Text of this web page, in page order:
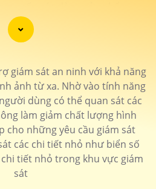
lượng cao như camera IP,
AHD, camera wifi, camera
tiêu chuẩn chất lượng cao,
và dễ sử dụng.
Vantech là chất lượng dịch vụ
chu đáo. Đội ngũ nhân viên kỹ
Vantech sẽ giúp bạn lựa chọn
hợp với nhu cầu và ngân sách
của bạn.
một giải pháp giám sát an ninh
nghiệp của mình, Camera
giám sát an ninh với khả năng
ảnh từ xa. Nhờ vào tính năng
dùng có thể quan sát các
làm giảm chất lượng hình
cho những yêu cầu giám sát
các chi tiết nhỏ như biển số
tiết nhỏ trong khu vực giám
sát